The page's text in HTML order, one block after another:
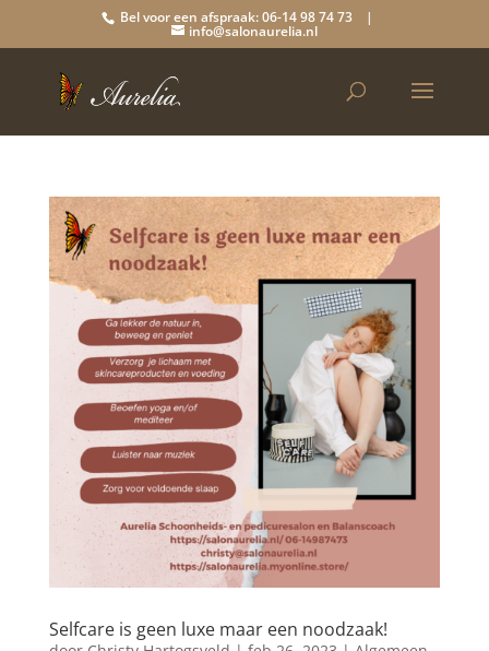
Bel voor een afspraak: 06-14 98 74 73 |
info@salonaurelia.nl
Selfcare is geen luxe maar een noodzaak!